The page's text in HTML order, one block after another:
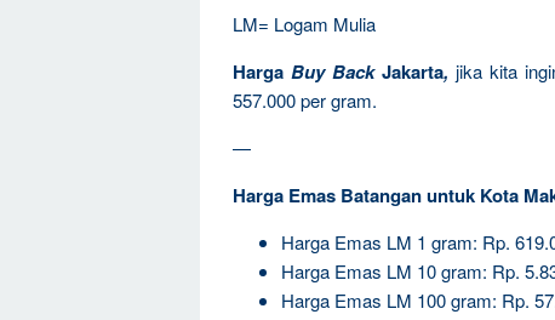
LM= Logam Mulia
Harga Buy Back Jakarta, jika kita
557.000 per gram.
—
Harga Emas Batangan untuk Kota
Harga Emas LM 1 gram: Rp.
Harga Emas LM 10 gram: Rp.
Harga Emas LM 100 gram: Rp.